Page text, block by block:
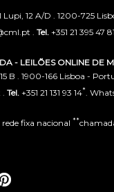
Lupi, 12 A/D . 1200-725
. Tel. +351 21 395 47 81
- LEILÕES ONLINE DE
B . 1900-166 Lisboa -
Tel. +351 21 131 93 14* .
fixa nacional **